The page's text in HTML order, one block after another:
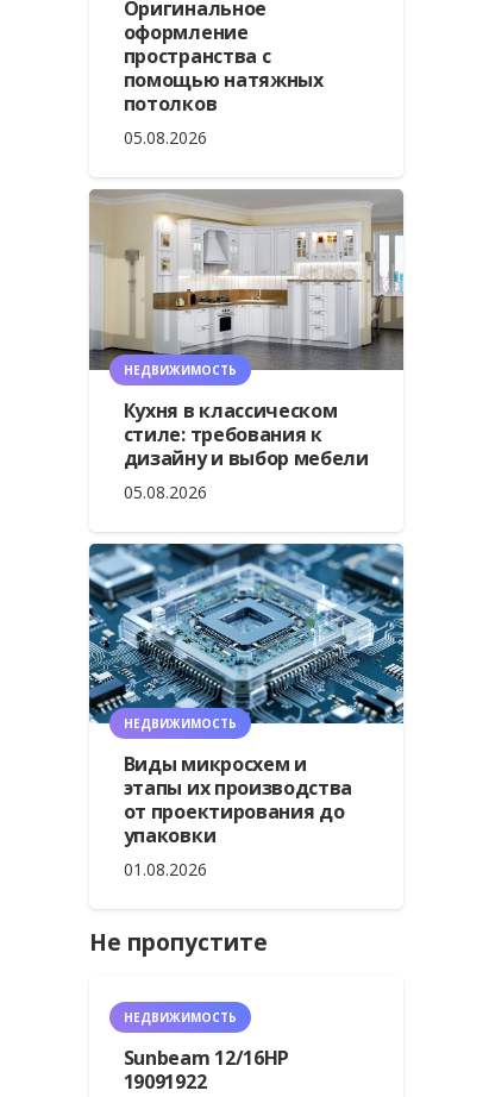
Оригинальное
оформление
пространства с
помощью натяжных
потолков
05.08.2026
НЕДВИЖИМОСТЬ
Кухня в классическом
стиле: требования к
дизайну и выбор мебели
05.08.2026
НЕДВИЖИМОСТЬ
Виды микросхем и
этапы их производства
от проектирования до
упаковки
01.08.2026
Не пропустите
НЕДВИЖИМОСТЬ
Sunbeam 12/16HP
19091922